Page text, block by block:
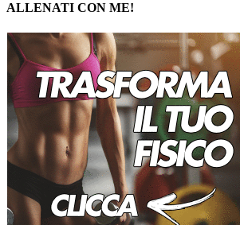
ALLENATI CON ME!